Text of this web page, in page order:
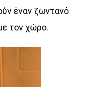
έναν ζωντανό
τον χώρο.